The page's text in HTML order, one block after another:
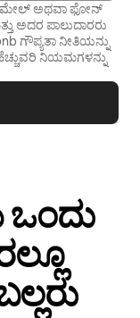
ಅಥವಾ ಫೋನ್
ಅದರ ಪಾಲುದಾರರು
ಗೌಪ್ಯತಾ ನೀತಿಯನ್ನು
ನಿಯಮಗಳನ್ನು